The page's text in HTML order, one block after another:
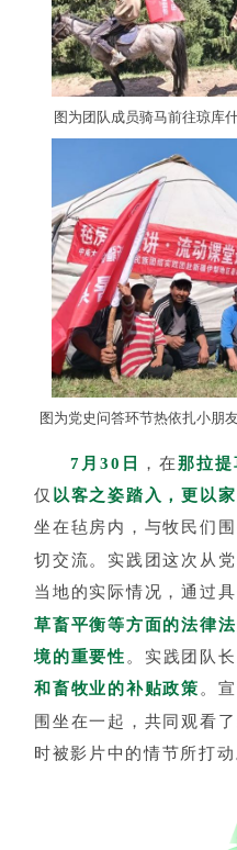
图为团队成员骑马前往琼库
图为党史问答环节热依扎小朋
7月30日 ，在那拉提
仅 以客之姿踏入，更以
坐在毡房内，与牧民们
切交流。实践团这次从
当地的实际情况，通过具
草畜平衡等方面的法律
境的重要性。实践团队
和畜牧业的补贴政策。
围坐在一起，共同观看
时被影片中的情节所打动